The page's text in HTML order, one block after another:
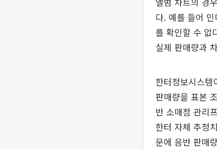
다. 예를 들어
를 확인할 수 없
실제 판매량과
한터정보시스
판매량을 표본
반 소매점 관리
한터 자체 추정
문에 음반 판매